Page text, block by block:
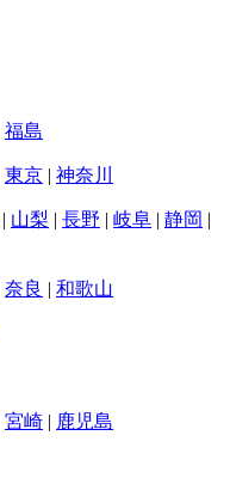
福島
東京 | 神奈川
| 山梨 | 長野 | 岐阜 | 静岡 |
奈良 | 和歌山
宮崎 | 鹿児島